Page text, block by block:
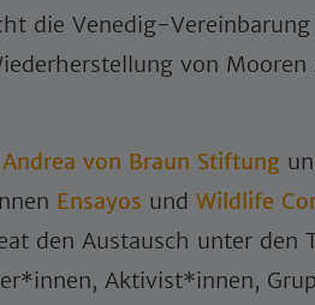
die Venedig-
von Mooren
Andrea von Braun Stiftung
Ensayos und Wildlife
den Austausch unter den
Aktivist*innen,